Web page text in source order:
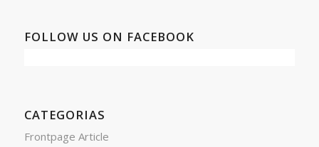
FOLLOW US ON FACEBOOK
CATEGORIAS
Frontpage Article